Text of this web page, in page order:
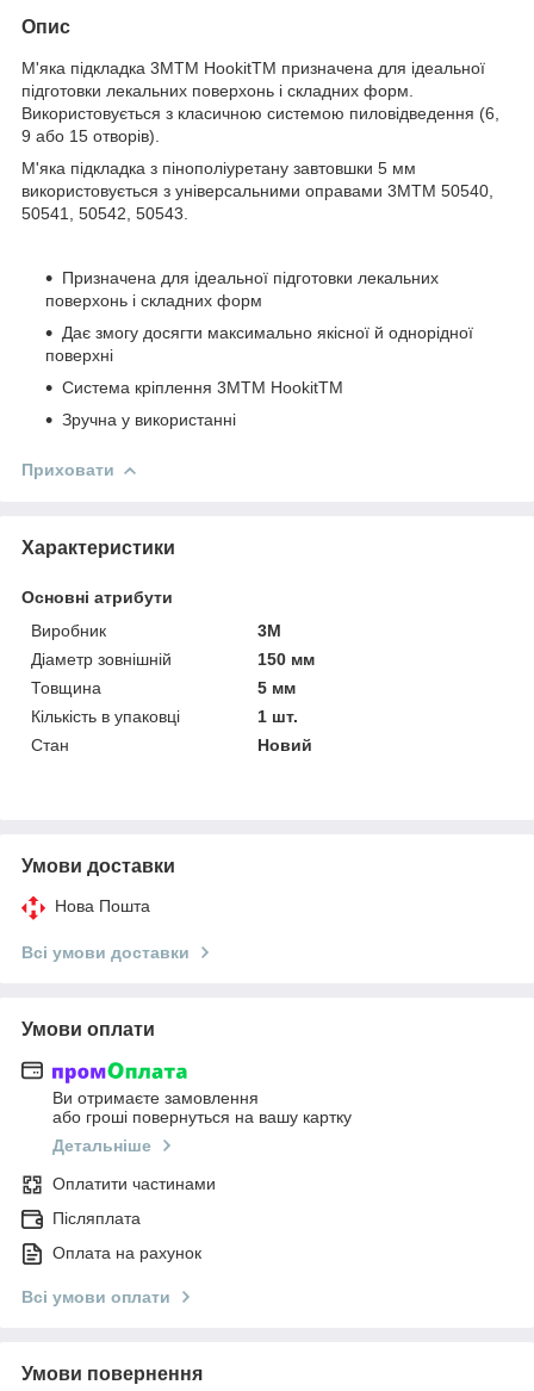
Опис
М'яка підкладка 3MTM HookitTM призначена для ідеальної
підготовки лекальних поверхонь і складних форм.
Використовується з класичною системою пиловідведення (6,
9 або 15 отворів).
М'яка підкладка з пінополіуретану завтовшки 5 мм
використовується з універсальними оправами 3MTM 50540,
50541, 50542, 50543.
Призначена для ідеальної підготовки лекальних
поверхонь і складних форм
Дає змогу досягти максимально якісної й однорідної
поверхні
Система кріплення 3MTM HookitTM
Зручна у використанні
Приховати
Характеристики
Основні атрибути
Виробник
3М
Діаметр зовнішній
150 мм
Товщина
5 мм
Кількість в упаковці
1 шт.
Стан
Новий
Умови доставки
Нова Пошта
Всі умови доставки
Умови оплати
Ви отримаєте замовлення
або гроші повернуться на вашу картку
Детальніше
Оплатити частинами
Післяплата
Оплата на рахунок
Всі умови оплати
Умови повернення